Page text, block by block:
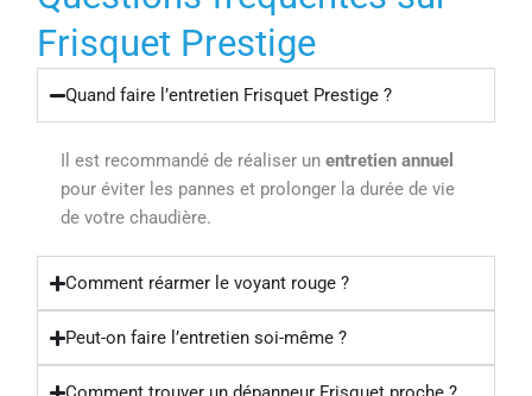
Frisquet Prestige
Quand faire l’entretien Frisquet Prestige ?
Il est recommandé de réaliser un entretien annuel
pour éviter les pannes et prolonger la durée de vie
de votre chaudière.
Comment réarmer le voyant rouge ?
Peut-on faire l’entretien soi-même ?